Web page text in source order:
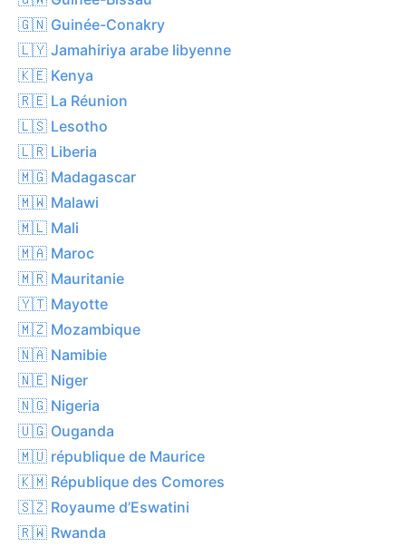
🇬🇳 Guinée-Conakry
🇱🇾 Jamahiriya arabe libyenne
🇰🇪 Kenya
🇷🇪 La Réunion
🇱🇸 Lesotho
🇱🇷 Liberia
🇲🇬 Madagascar
🇲🇼 Malawi
🇲🇱 Mali
🇲🇦 Maroc
🇲🇷 Mauritanie
🇾🇹 Mayotte
🇲🇿 Mozambique
🇳🇦 Namibie
🇳🇪 Niger
🇳🇬 Nigeria
🇺🇬 Ouganda
🇲🇺 république de Maurice
🇰🇲 République des Comores
🇸🇿 Royaume d’Eswatini
🇷🇼 Rwanda